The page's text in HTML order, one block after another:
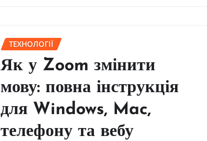
ТЕХНОЛОГІЇ
Як у Zoom змінити
мову: повна інструкція
для Windows, Mac,
телефону та вебу